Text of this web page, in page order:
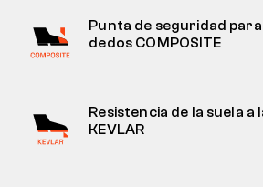
Punta de seguridad
dedos COMPOSITE
Resistencia de la suela
KEVLAR